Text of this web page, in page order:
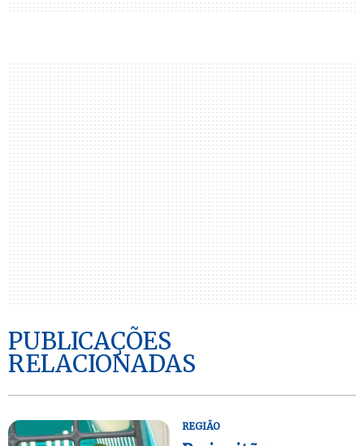
PUBLICAÇÕES
RELACIONADAS
REGIÃO